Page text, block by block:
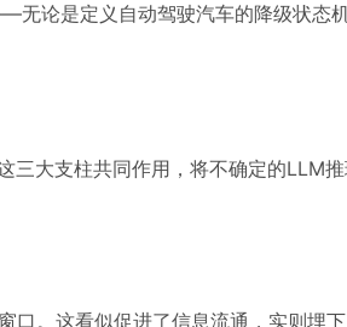
论是定义自动驾驶汽车的降级状态
三大支柱共同作用，将不确定的LLM
。这看似促进了信息流通，实则埋